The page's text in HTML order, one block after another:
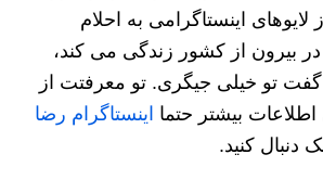
اینستاگرامی به احلام
در بیرون از کشور زندگی می کند،
گفت تو خیلی جیگری. تو معرفتت از
اطلاعات بیشتر حتما اینستاگرام رضا
دنبال کنید.